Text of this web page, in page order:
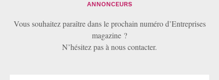
ANNONCEURS
Vous souhaitez paraître dans le prochain numéro d’Entreprises
magazine ?
N’hésitez pas à nous contacter.